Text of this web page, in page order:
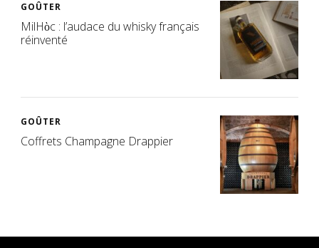
GOÛTER
MilHὸc : l’audace du whisky français
réinventé
GOÛTER
Coffrets Champagne Drappier